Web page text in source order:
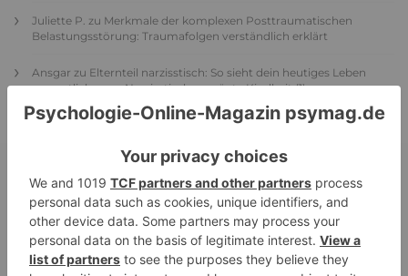
Juliette P. zu Merkmale der komplexen Posttraumatischen
Belastungsstörung: Traumafolgen verständlich erklärt
Ansgar zu Elternteil narzisstisch: So sieht dein heutiges Leben
vermutlich aus – Narzisstisch geprägte Kindheit (1)
DIE BELIEBTESTEN ARTIKEL